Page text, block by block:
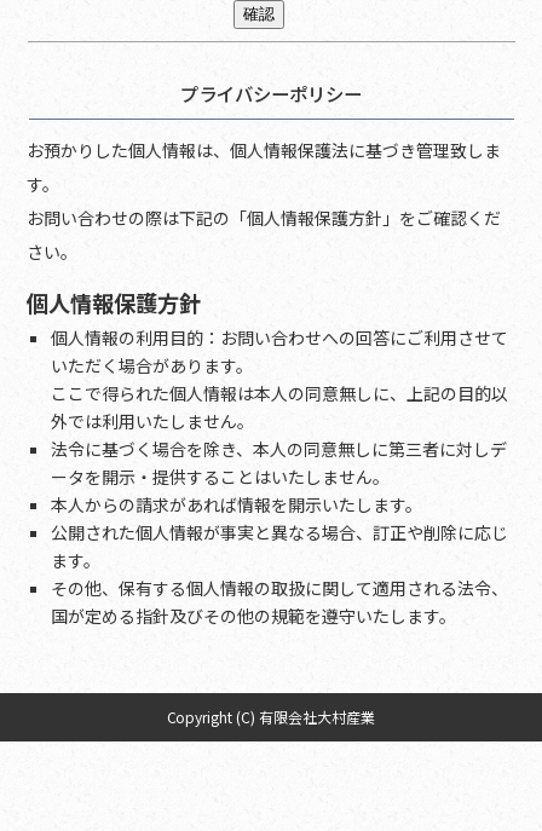
プライバシーポリシー
お預かりした個人情報は、個人情報保護法に基づき管理致しま
す。
お問い合わせの際は下記の「個人情報保護方針」をご確認くだ
さい。
個人情報保護方針
個人情報の利用目的：お問い合わせへの回答にご利用させて
いただく場合があります。
ここで得られた個人情報は本人の同意無しに、上記の目的以
外では利用いたしません。
法令に基づく場合を除き、本人の同意無しに第三者に対しデ
ータを開示・提供することはいたしません。
本人からの請求があれば情報を開示いたします。
公開された個人情報が事実と異なる場合、訂正や削除に応じ
ます。
その他、保有する個人情報の取扱に関して適用される法令、
国が定める指針及びその他の規範を遵守いたします。
Copyright (C) 有限会社大村産業